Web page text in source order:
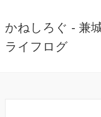
かねしろぐ - 兼
ライフログ